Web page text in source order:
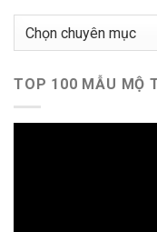
Chuyên
TOP 100 MẪU MỘ